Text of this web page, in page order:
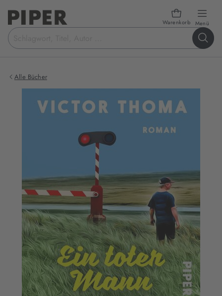
Warenkorb Menü
Suchbegriff
eingeben
Alle Bücher